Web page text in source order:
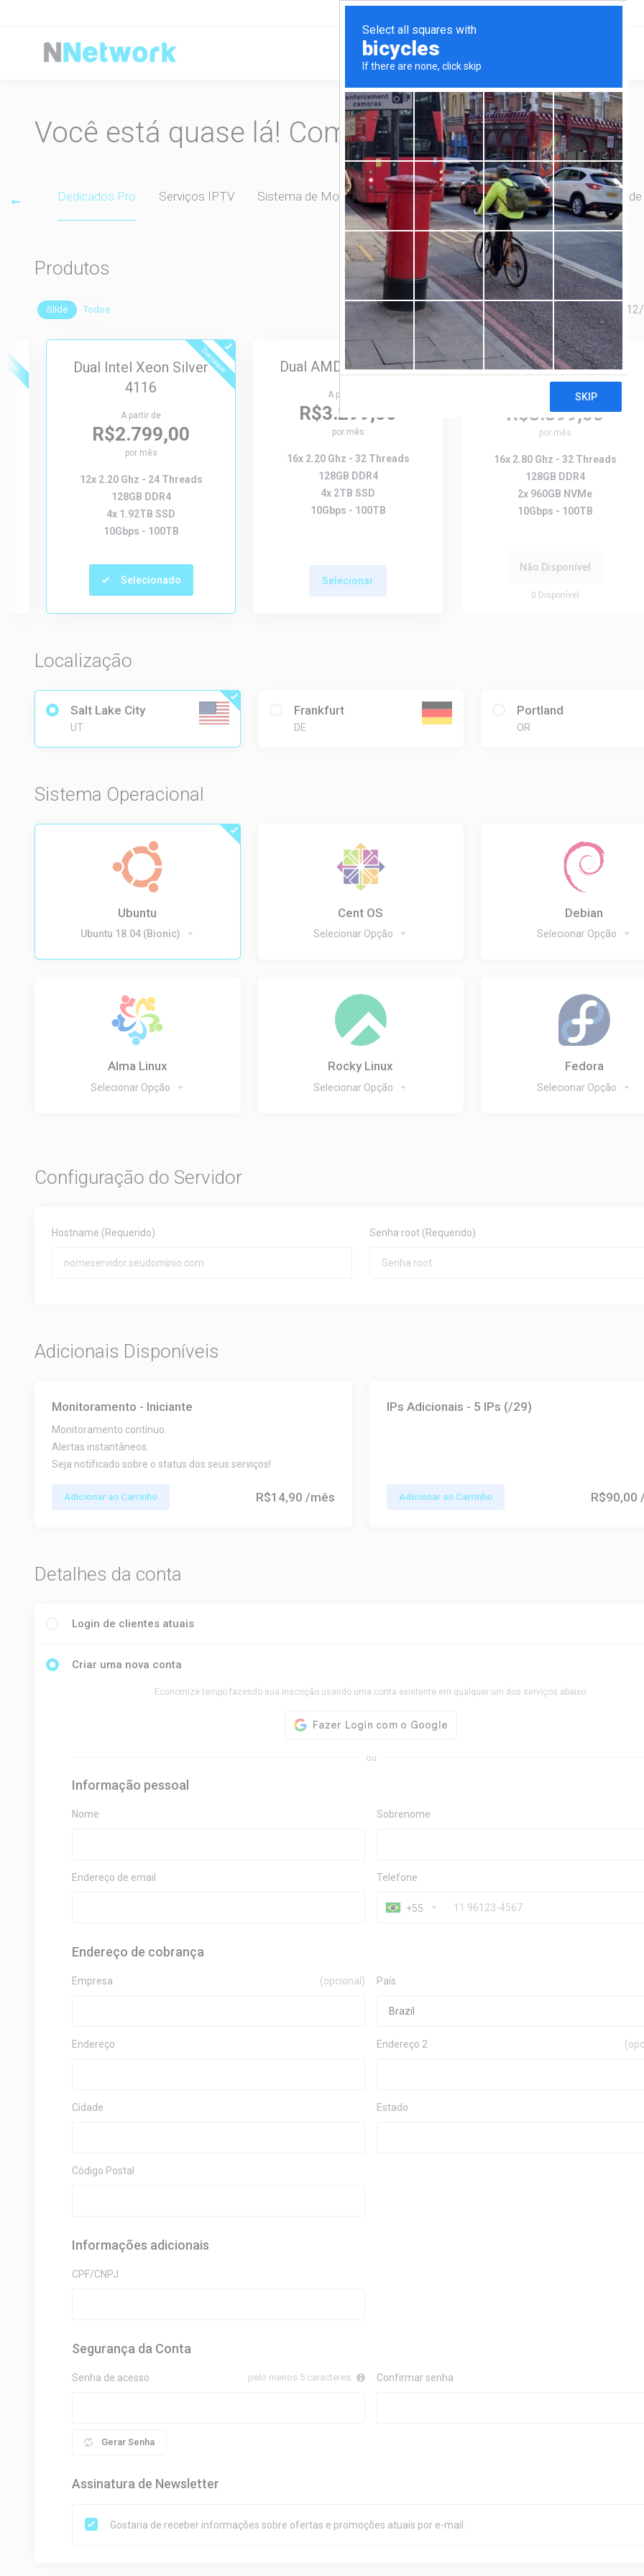
Você está quase lá! Complete seu pedido
Dedicados Pro Serviços IPTV Sistema de Monitoramento Backup Banco de Dados Sistema
Produtos
Slide Todos 12/
Destaque
Dual Intel Xeon Silver
4116
A partir de
R$2.799,00
por mês
12x 2.20 Ghz - 24 Threads
128GB DDR4
4x 1.92TB SSD
10Gbps - 100TB
Selecionado
Destaque
Dual AMD EPYC 7301
A partir de
R$3.299,00
por mês
16x 2.20 Ghz - 32 Threads
128GB DDR4
4x 2TB SSD
10Gbps - 100TB
Selecionar
AMD EPYC 7282
R$3.599,00
por mês
16x 2.80 Ghz - 32 Threads
128GB DDR4
2x 960GB NVMe
10Gbps - 100TB
Não Disponível
0 Disponível
Localização
Salt Lake City
UT
Frankfurt
DE
Portland
OR
Sistema Operacional
Ubuntu
Ubuntu 18.04 (Bionic)
Cent OS
Selecionar Opção
Debian
Selecionar Opção
Alma Linux
Selecionar Opção
Rocky Linux
Selecionar Opção
Fedora
Selecionar Opção
Configuração do Servidor
Hostname (Requerido) Senha root (Requerido)
Adicionais Disponíveis
Monitoramento - Iniciante
Monitoramento contínuo.
Alertas instantâneos.
Seja notificado sobre o status dos seus serviços!
Adicionar ao Carrinho R$14,90 /mês
IPs Adicionais - 5 IPs (/29)
Adicionar ao Carrinho R$90,00
Detalhes da conta
Login de clientes atuais
Criar uma nova conta
Economize tempo fazendo sua inscrição usando uma conta existente em qualquer um dos serviços abaixo.
ou
Informação pessoal
Nome Sobrenome
Endereço de email Telefone
+55
Endereço de cobrança
Empresa (opcional) País
Endereço Endereço 2
Cidade Estado
Código Postal
Informações adicionais
CPF/CNPJ
Segurança da Conta
Senha de acesso pelo menos 5 caracteres
Gerar Senha
Confirmar senha
Assinatura de Newsletter
Gostaria de receber informações sobre ofertas e promoções atuais por e-mail.